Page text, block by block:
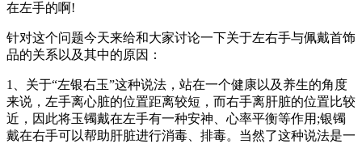
在左手的啊!
针对这个问题今天来给和大家讨论一下关于左右手与佩戴首饰
品的关系以及其中的原因：
1、关于“左银右玉”这种说法，站在一个健康以及养生的角度
来说，左手离心脏的位置距离较短，而右手离肝脏的位置比较
近，因此将玉镯戴在左手有一种安神、心率平衡等作用;银镯
戴在右手可以帮助肝脏进行消毒、排毒。当然了这种说法是一